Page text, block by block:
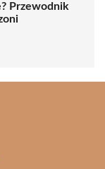
Przewodnik